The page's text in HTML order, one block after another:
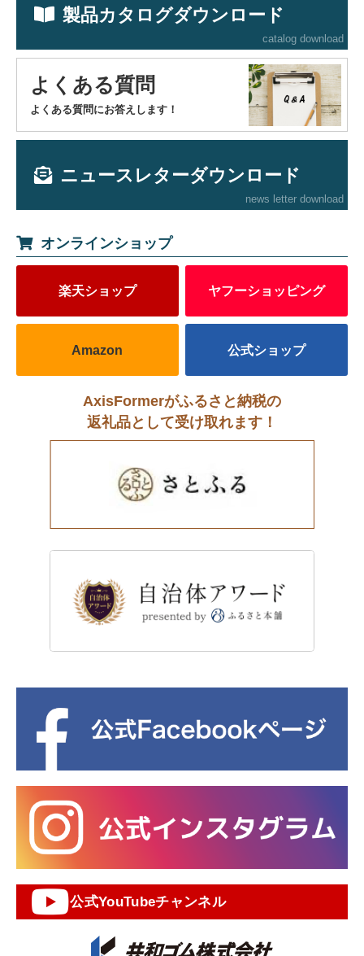
製品カタログダウンロード
catalog download
よくある質問
よくある質問にお答えします！
ニュースレターダウンロード
news letter download
オンラインショップ
楽天ショップ ヤフーショッピング
Amazon 公式ショップ
AxisFormerがふるさと納税の
返礼品として受け取れます！
公式YouTubeチャンネル